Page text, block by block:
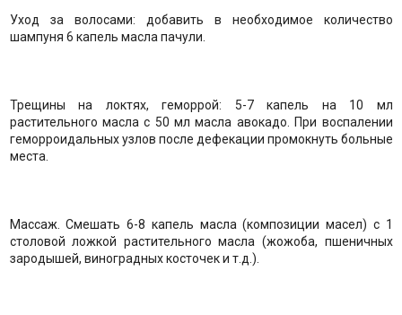
Уход за волосами: добавить в необходимое количество
шампуня 6 капель масла пачули.
Трещины на локтях, геморрой: 5-7 капель на 10 мл
растительного масла с 50 мл масла авокадо. При воспалении
геморроидальных узлов после дефекации промокнуть больные
места.
Массаж. Смешать 6-8 капель масла (композиции масел) с 1
столовой ложкой растительного масла (жожоба, пшеничных
зародышей, виноградных косточек и т.д.).